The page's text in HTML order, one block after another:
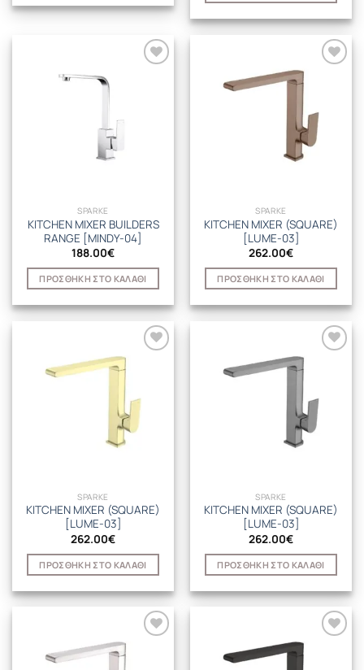
SPARKE
KITCHEN MIXER BUILDERS
RANGE [MINDY-04]
188.00€
ΠΡΟΣΘΉΚΗ ΣΤΟ ΚΑΛΆΘΙ
SPARKE
KITCHEN MIXER (SQUARE)
[LUME-03]
262.00€
ΠΡΟΣΘΉΚΗ ΣΤΟ ΚΑΛΆΘΙ
SPARKE
KITCHEN MIXER (SQUARE)
[LUME-03]
262.00€
ΠΡΟΣΘΉΚΗ ΣΤΟ ΚΑΛΆΘΙ
SPARKE
KITCHEN MIXER (SQUARE)
[LUME-03]
262.00€
ΠΡΟΣΘΉΚΗ ΣΤΟ ΚΑΛΆΘΙ